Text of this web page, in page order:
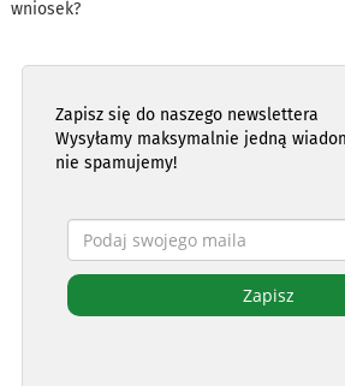
wniosek?
Zapisz się do naszego newslettera
Wysyłamy maksymalnie jedną
nie spamujemy!